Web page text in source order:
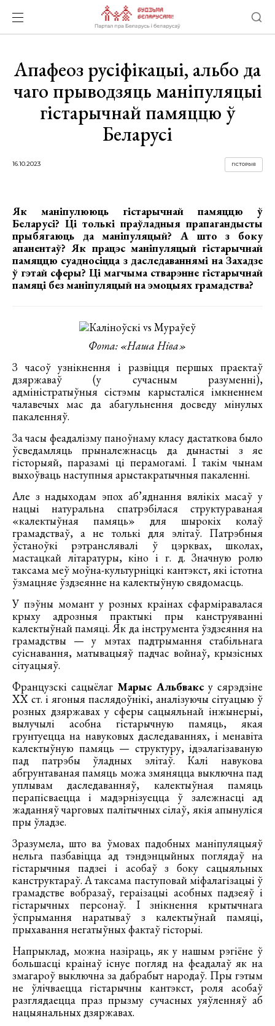
Апафеоз русіфікацыі, альбо да
чаго прыводзяць маніпуляцыі
гістарычнай памяццю ў
Беларусі
16.10.2023 ГІСТОРЫЯ
Як маніпулююць гістарычнай памяццю ў
Беларусі? Ці толькі праўладныя прапагандысты
прыбягаюць да маніпуляцый? А што з боку
апанентаў? Як працэс маніпуляцый гістарычнай
памяццю суадносіцца з даследаваннямі на Захадзе
ў гэтай сферы? Ці магчыма стварэнне гістарычнай
памяці без маніпуляцый на эмоцыях грамадства?
Фота: «Наша Ніва»
З часоў узнікнення і развіцця першых праектаў
дзяржаваў (у сучасным разуменні),
адміністратыўныя сістэмы карысталіся імкненнем
чалавечых мас да абагульнення досведу мінулых
пакаленняў.
За часы феадалізму паноўнаму класу дастаткова было
ўсведамляць прыналежнасць да дынастыі з яе
гісторыяй, паразамі ці перамогамі. І такім чынам
выхоўваць наступныя арыстакратычныя пакаленні.
Але з надыходам эпох аб’яднання вялікіх масаў у
нацыі натуральна спатрэбілася структураваная
«калектыўная памяць» для шырокіх колаў
грамадстваў, а не толькі для элітаў. Патрэбныя
ўстаноўкі рэтранслявалі ў цэрквах, школах,
мастацкай літаратуры, кіно і г. д. Значную ролю
таксама меў моўна-культурніцкі кантэкст, які істотна
ўзмацняе ўздзеянне на калектыўную свядомасць.
У пэўны момант у розных краінах сфарміравалася
крыху адрозныя практыкі пры канструяванні
калектыўнай памяці. Як да інструмента ўздзеяння на
грамадствы — у мэтах падтрымання стабільнага
суіснавання, матывацыяў падчас войнаў, крызісных
сітуацыяў.
Французскі сацыёлаг Марыс Альбваксу сярэдзіне
ХХ ст. і ягоныя паслядоўнікі, аналізуючы сітуацыю ў
розных дзяржавах у сферы сацыяльнай інжынерыі,
вылучылі асобна гістарычную памяць, якая
грунтуецца на навуковых даследаваннях, і менавіта
калектыўную памяць — структуру, ідэалагізаваную
пад патрэбы ўладных элітаў. Калі навукова
абгрунтаваная памяць можа змяняцца выключна пад
уплывам даследаванняў, калектыўная памяць
перапісваецца і мадэрнізуецца ў залежнасці ад
жаданняў чарговых палітычных сілаў, якія апынуліся
пры ўладзе.
Зразумела, што ва ўмовах падобных маніпуляцыяў
нельга пазбавіцца ад тэндэнцыйных поглядаў на
гістарычныя падзеі і асобаў з боку сацыяльных
канструктараў. А таксама паступовай міфалагізацыі ў
грамадстве вобразаў, гераізацыі асобных падзеяў і
гістарычных персонаў. І знікнення крытычнага
ўспрымання наратываў з калектыўнай памяці,
прыхавання негатыўных фактаў гісторыі.
Напрыклад, можна назіраць, як у нашым рэгіёне ў
большасці краінаў існуе погляд на феадалаў як на
змагароў выключна за дабрабыт народаў. Пры гэтым
не ўлічваецца гістарычны кантэкст, роля асобаў
разглядаецца праз прызму сучасных уяўленняў аб
нацыянальных дзяржавах.